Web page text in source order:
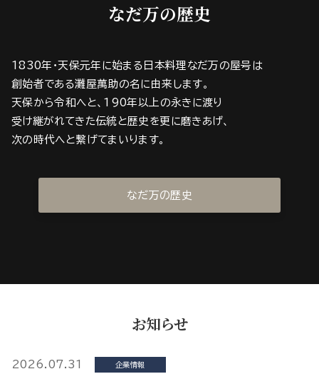
なだ万の歴史
1830年・天保元年に始まる日本料理なだ万の屋号は
創始者である灘屋萬助の名に由来します。
天保から令和へと、190年以上の永きに渡り
受け継がれてきた伝統と歴史を更に磨きあげ、
次の時代へと繋げてまいります。
なだ万の歴史
お知らせ
2026.07.31 企業情報